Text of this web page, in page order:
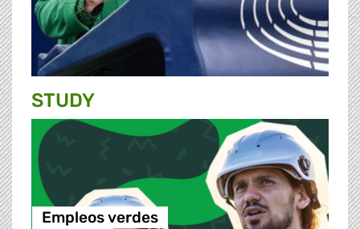
STUDY
Empleos verdes